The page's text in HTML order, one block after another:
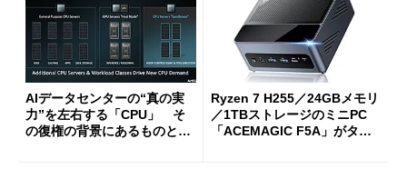
AIデータセンターの“真の実
力”を左右する「CPU」 そ
の復権の背景にあるものと
Ryzen 7 H255／24GBメモリ
／1TBストレージのミニPC
「ACEMAGIC F5A」がタイ